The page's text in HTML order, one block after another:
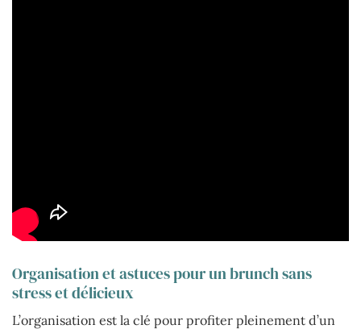
Organisation et astuces pour un brunch sans
stress et délicieux
L’organisation est la clé pour profiter pleinement d’un